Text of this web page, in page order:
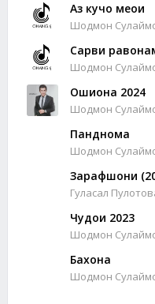
Аз кучо меои
Шодмон
Сарви
Шодмон
Ошиқона 2024
Шодмон
Панднома
Шодмон
Зарафшони
Гуласал
Чудои 2023
Шодмон
Бахона
Шодмон